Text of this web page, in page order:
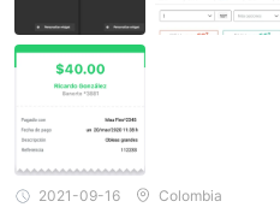
2021-09-16 Colombia